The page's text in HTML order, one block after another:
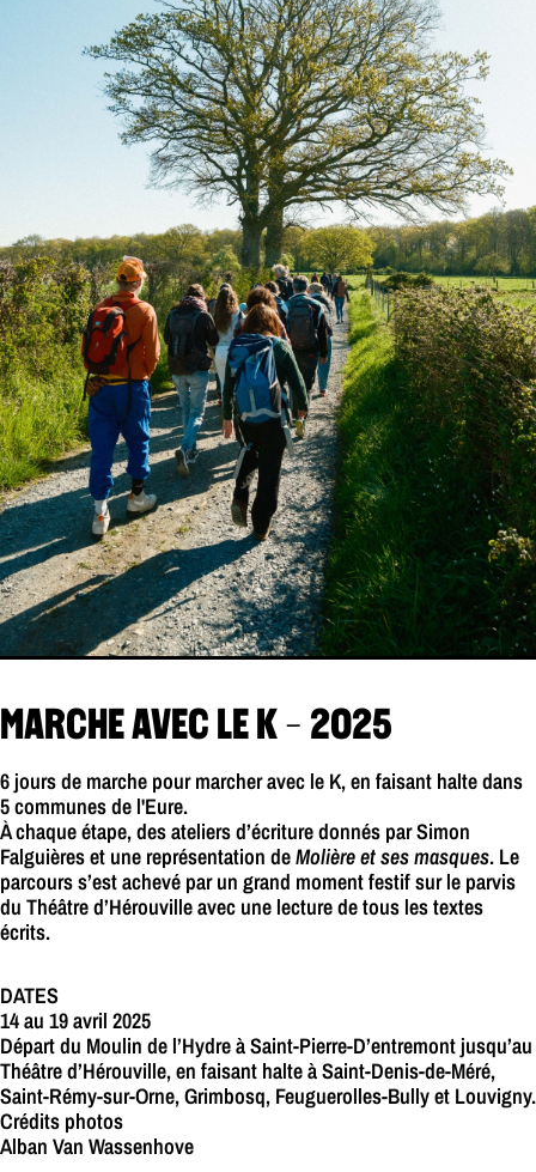
MARCHE AVEC LE K - 2025
6 jours de marche pour marcher avec le K, en faisant halte dans
5 communes de l'Eure.
À chaque étape, des ateliers d’écriture donnés par Simon
Falguières et une représentation deMolière et ses masques. Le
parcours s’est achevé par un grand moment festif sur le parvis
du Théâtre d’Hérouville avec une lecture de tous les textes
écrits.
DATES
14 au 19 avril 2025
Départ du Moulin de l’Hydre à Saint-Pierre-D’entremont jusqu’au
Théâtre d’Hérouville, en faisant halte à Saint-Denis-de-Méré,
Saint-Rémy-sur-Orne, Grimbosq, Feuguerolles-Bully et Louvigny.
Crédits photos
Alban Van Wassenhove